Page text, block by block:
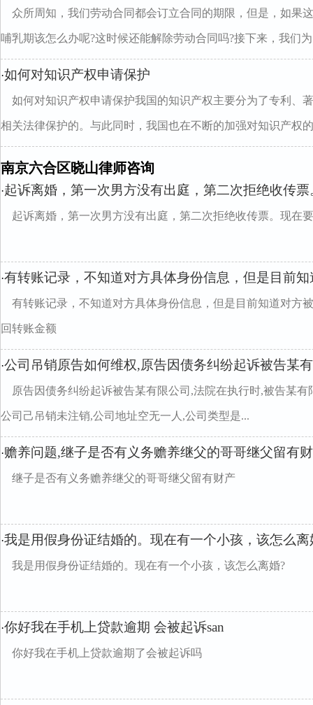
众所周知，我们劳动合同都会订立合同的期限，但是，如果
哺乳期该怎么办呢?这时候还能解除劳动合同吗?接下来，我们
·如何对知识产权申请保护
如何对知识产权申请保护我国的知识产权主要分为了专利、
相关法律保护的。与此同时，我国也在不断的加强对知识产权
南京六合区晓山律师咨询
·起诉离婚，第一次男方没有出庭，第二次拒绝收传
起诉离婚，第一次男方没有出庭，第二次拒绝收传票。现在
·有转账记录，不知道对方具体身份信息，但是目前
有转账记录，不知道对方具体身份信息，但是目前知道对方
回转账金额
·公司吊销原告如何维权,原告因债务纠纷起诉被告某
原告因债务纠纷起诉被告某有限公司,法院在执行时,被告某
公司己吊销未注销,公司地址空无一人,公司类型是...
·赡养问题,继子是否有义务赡养继父的哥哥继父留有
继子是否有义务赡养继父的哥哥继父留有财产
·我是用假身份证结婚的。现在有一个小孩，该怎么离
我是用假身份证结婚的。现在有一个小孩，该怎么离婚?
·你好我在手机上贷款逾期 会被起诉san
你好我在手机上贷款逾期了会被起诉吗